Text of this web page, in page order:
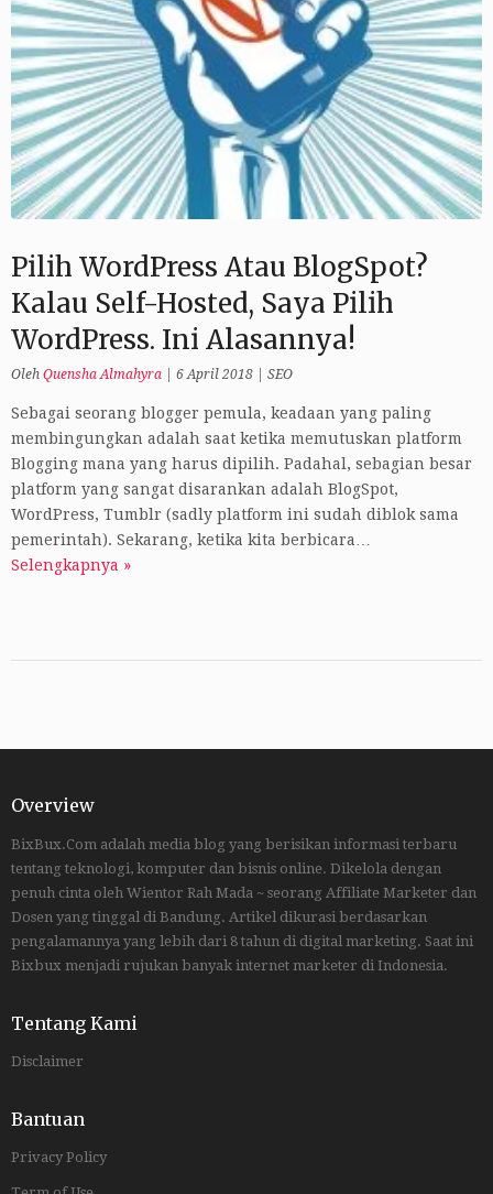
Pilih WordPress Atau BlogSpot?
Kalau Self-Hosted, Saya Pilih
WordPress. Ini Alasannya!
Oleh Quensha Almahyra 6 April 2018 SEO
Sebagai seorang blogger pemula, keadaan yang paling
membingungkan adalah saat ketika memutuskan platform
Blogging mana yang harus dipilih. Padahal, sebagian besar
platform yang sangat disarankan adalah BlogSpot,
WordPress, Tumblr (sadly platform ini sudah diblok sama
pemerintah). Sekarang, ketika kita berbicara…
Selengkapnya »
Overview
BixBux.Com adalah media blog yang berisikan informasi terbaru
tentang teknologi, komputer dan bisnis online. Dikelola dengan
penuh cinta oleh Wientor Rah Mada ~ seorang Affiliate Marketer dan
Dosen yang tinggal di Bandung. Artikel dikurasi berdasarkan
pengalamannya yang lebih dari 8 tahun di digital marketing. Saat ini
Bixbux menjadi rujukan banyak internet marketer di Indonesia.
Tentang Kami
Disclaimer
Bantuan
Privacy Policy